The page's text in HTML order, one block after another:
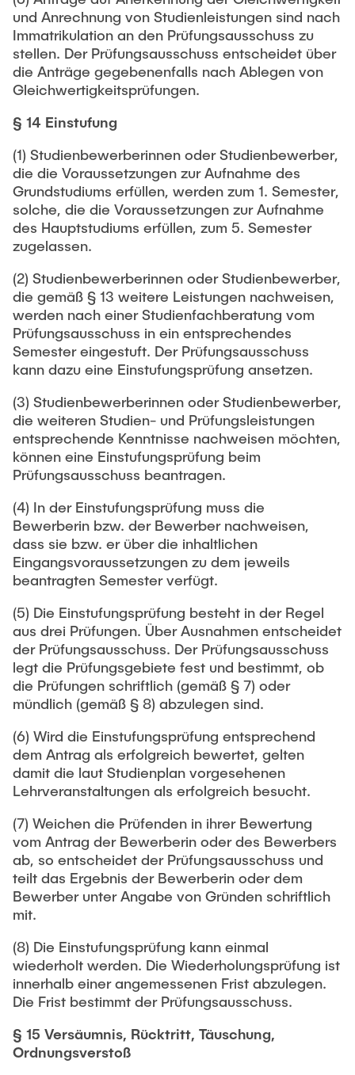
und Anrechnung von Studienleistungen sind nach
Immatrikulation an den Prüfungsausschuss zu
stellen. Der Prüfungsausschuss entscheidet über
die Anträge gegebenenfalls nach Ablegen von
Gleichwertigkeitsprüfungen.
§ 14 Einstufung
(1) Studienbewerberinnen oder Studienbewerber,
die die Voraussetzungen zur Aufnahme des
Grundstudiums erfüllen, werden zum 1. Semester,
solche, die die Voraussetzungen zur Aufnahme
des Hauptstudiums erfüllen, zum 5. Semester
zugelassen.
(2) Studienbewerberinnen oder Studienbewerber,
die gemäß § 13 weitere Leistungen nachweisen,
werden nach einer Studienfachberatung vom
Prüfungsausschuss in ein entsprechendes
Semester eingestuft. Der Prüfungsausschuss
kann dazu eine Einstufungsprüfung ansetzen.
(3) Studienbewerberinnen oder Studienbewerber,
die weiteren Studien- und Prüfungsleistungen
entsprechende Kenntnisse nachweisen möchten,
können eine Einstufungsprüfung beim
Prüfungsausschuss beantragen.
(4) In der Einstufungsprüfung muss die
Bewerberin bzw. der Bewerber nachweisen,
dass sie bzw. er über die inhaltlichen
Eingangsvoraussetzungen zu dem jeweils
beantragten Semester verfügt.
(5) Die Einstufungsprüfung besteht in der Regel
aus drei Prüfungen. Über Ausnahmen entscheidet
der Prüfungsausschuss. Der Prüfungsausschuss
legt die Prüfungsgebiete fest und bestimmt, ob
die Prüfungen schriftlich (gemäß § 7) oder
mündlich (gemäß § 8) abzulegen sind.
(6) Wird die Einstufungsprüfung entsprechend
dem Antrag als erfolgreich bewertet, gelten
damit die laut Studienplan vorgesehenen
Lehrveranstaltungen als erfolgreich besucht.
(7) Weichen die Prüfenden in ihrer Bewertung
vom Antrag der Bewerberin oder des Bewerbers
ab, so entscheidet der Prüfungsausschuss und
teilt das Ergebnis der Bewerberin oder dem
Bewerber unter Angabe von Gründen schriftlich
mit.
(8) Die Einstufungsprüfung kann einmal
wiederholt werden. Die Wiederholungsprüfung ist
innerhalb einer angemessenen Frist abzulegen.
Die Frist bestimmt der Prüfungsausschuss.
§ 15 Versäumnis, Rücktritt, Täuschung,
Ordnungsverstoß